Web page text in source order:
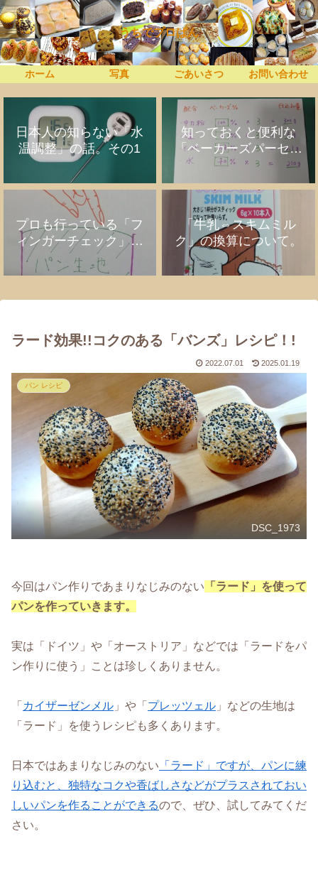
うちでプロぱん
ホーム 写真 ごあいさつ お問い合わせ
日本人の知らない「水
温調整」の話。その1
知っておくと便利な
「ベーカーズパーセン
ト」の話
プロも行っている「フ
ィンガーチェック」の
話。
「牛乳⇔スキムミル
ク」の換算について。
ラード効果!!コクのある「バンズ」レシピ！!
2022.07.01 2025.01.19
パン レシピ
DSC_1973
今回はパン作りであまりなじみのない 「ラード」を使って
パンを作っていきます。
実は「ドイツ」や「オーストリア」などでは「ラードをパ
ン作りに使う」ことは珍しくありません。
「 カイザーゼンメル 」や「 プレッツェル 」などの生地は
「ラード」を使うレシピも多くあります。
日本ではあまりなじみのない 「ラード」ですが、パンに練
り込むと、独特なコクや香ばしさなどがプラスされておい
しいパンを作ることができるので、ぜひ、試してみてくだ
さい。